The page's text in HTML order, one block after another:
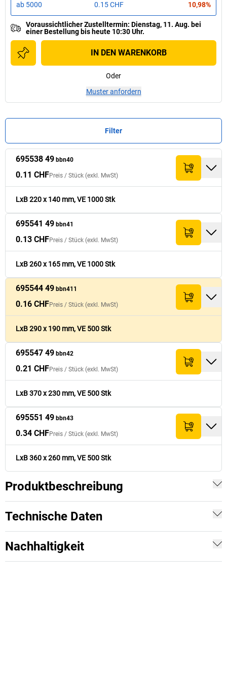
ab 5000 0.15 CHF 10,98%
Voraussichtlicher Zustelltermin: Dienstag, 11. Aug. bei
einerBestellung bis heute 10:30 Uhr.
IN DEN WARENKORB
Oder
Muster anfordern
Filter
Nr. mm]
Preis /Stück
Nr. mm]
Preis /Stück
695538 49 bbn40 1’000
0.11 CHF
695541 49 bbn41
0.13 CHF
695544 49
bbn411
695547 49 bbn42 230
0.21 CHF
695551 49 bbn43 500 260
0.34 CHF 169.- CHF
695538 49 bbn40
0.11 CHFPreis / Stück (exkl. MwSt)
LxB 220 x 140 mm, VE 1000 Stk
695541 49 bbn41
0.13 CHFPreis / Stück (exkl. MwSt)
LxB 260 x 165 mm, VE 1000 Stk
695544 49 bbn411
0.16 CHFPreis / Stück (exkl. MwSt)
LxB 290 x 190 mm, VE 500 Stk
695547 49 bbn42
0.21 CHFPreis / Stück (exkl. MwSt)
LxB 370 x 230 mm, VE 500 Stk
695551 49 bbn43
0.34 CHFPreis / Stück (exkl. MwSt)
LxB 360 x 260 mm, VE 500 Stk
Produktbeschreibung
Technische Daten
Nachhaltigkeit